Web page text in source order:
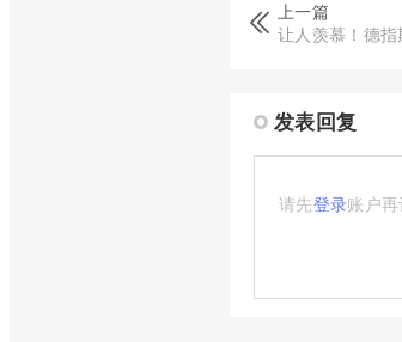
上一篇
让人羡慕！德指
发表回复
请先登录账户